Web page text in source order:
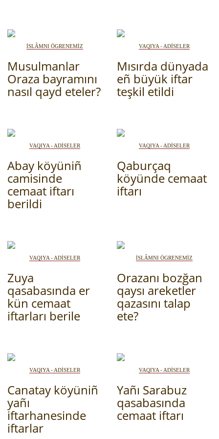
HARİTADA SİLİNGEN KÖYLER
MİRAS
İSLÂMNI ÖGRENEMİZ
Musulmanlar
Oraza bayramını
nasıl qayd eteler?
VAQIYA - ADİSELER
Mısırda dünyada
eñ büyük iftar
teşkil etildi
VAQIYA - ADİSELER
Abay köyüniñ
camisinde
cemaat iftarı
berildi
VAQIYA - ADİSELER
Qaburçaq
köyünde cemaat
iftarı
VAQIYA - ADİSELER
Zuya
qasabasında er
kün cemaat
iftarları berile
İSLÂMNI ÖGRENEMİZ
Orazanı bozğan
qaysı areketler
qazasını talap
ete?
VAQIYA - ADİSELER
Canatay köyüniñ
yañı
iftarhanesinde
iftarlar
VAQIYA - ADİSELER
Yañı Sarabuz
qasabasında
cemaat iftarı